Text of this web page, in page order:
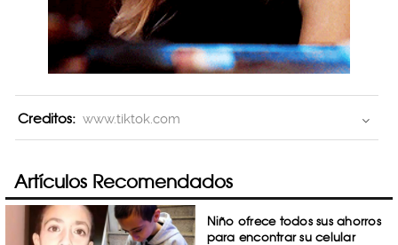
Creditos: www.tiktok.com
Artículos Recomendados
Niño ofrece todos sus ahorros
para encontrar su celular